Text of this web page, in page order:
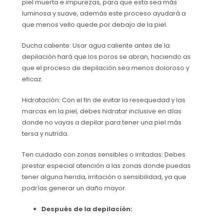
piel muerta e impurezas, para que esta sea más
luminosa y suave, además este proceso ayudará a
que menos vello quede por debajo de la piel.
Ducha caliente: Usar agua caliente antes de la
depilación hará que los poros se abran, haciendo as
que el proceso de depilación sea menos doloroso y
eficaz.
Hidratación: Con el fin de evitar la resequedad y las
marcas en la piel, debes hidratar inclusive en días
donde no vayas a depilar para tener una piel más
tersa y nutrida.
Ten cuidado con zonas sensibles o irritadas: Debes
prestar especial atención a las zonas donde puedas
tener alguna herida, irritación o sensibilidad, ya que
podrías generar un daño mayor.
Después de la depilación: